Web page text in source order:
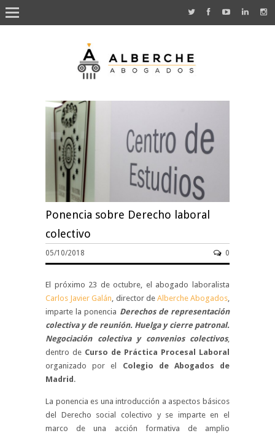
Ponencia sobre Derecho laboral
colectivo
05/10/2018 0
El próximo 23 de octubre, el abogado laboralista
Carlos Javier Galán , director de Alberche Abogados
imparte la ponencia Derechos de representación
colectiva y de reunión. Huelga y cierre patronal.
Negociación colectiva y convenios colectivos,
dentro de Curso de Práctica Procesal Laboral
organizado por el Colegio de Abogados de
Madrid.
La ponencia es una introducción a aspectos básicos
del Derecho social colectivo y se imparte en el
marco de una acción formativa de amplio